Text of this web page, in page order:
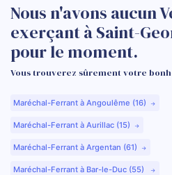
Nous n'avons aucun
exerçant à Saint-
pour le moment.
Vous trouverez sûrement votre
Maréchal-Ferrant à Angoulême (16)
Maréchal-Ferrant à Aurillac (15)
Maréchal-Ferrant à Argentan (61)
Maréchal-Ferrant à Bar-le-Duc (55)